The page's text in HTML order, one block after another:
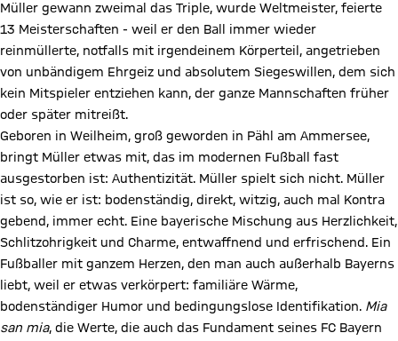
Müller gewann zweimal das Triple, wurde Weltmeister, feierte
13 Meisterschaften - weil er den Ball immer wieder
reinmüllerte, notfalls mit irgendeinem Körperteil, angetrieben
von unbändigem Ehrgeiz und absolutem Siegeswillen, dem sich
kein Mitspieler entziehen kann, der ganze Mannschaften früher
oder später mitreißt.
Geboren in Weilheim, groß geworden in Pähl am Ammersee,
bringt Müller etwas mit, das im modernen Fußball fast
ausgestorben ist: Authentizität. Müller spielt sich nicht. Müller
ist so, wie er ist: bodenständig, direkt, witzig, auch mal Kontra
gebend, immer echt. Eine bayerische Mischung aus Herzlichkeit,
Schlitzohrigkeit und Charme, entwaffnend und erfrischend. Ein
Fußballer mit ganzem Herzen, den man auch außerhalb Bayerns
liebt, weil er etwas verkörpert: familiäre Wärme,
bodenständiger Humor und bedingungslose Identifikation. Mia
san mia, die Werte, die auch das Fundament seines FC Bayern